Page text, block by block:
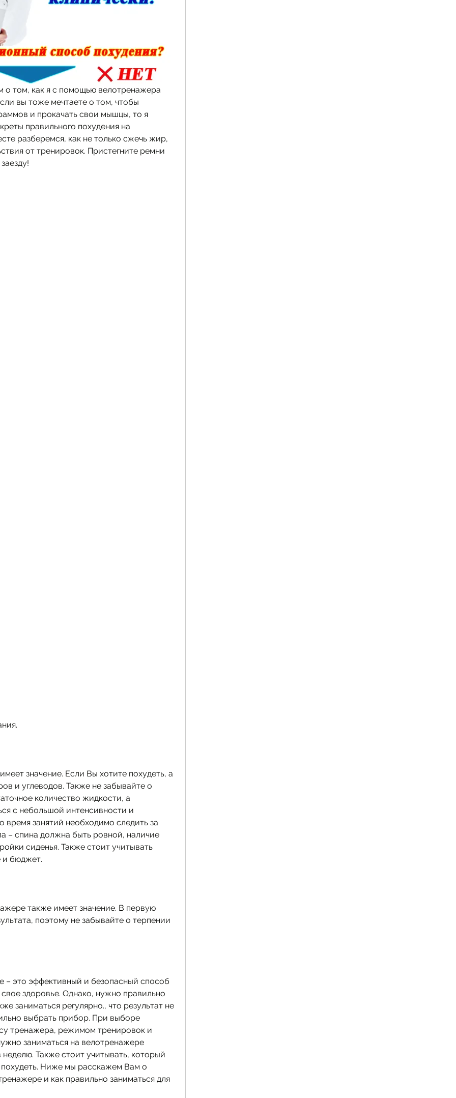
о том, как я с помощью велотренажера
вы тоже мечтаете о том, чтобы
и прокачать свои мышцы, то я
правильного похудения на
разберемся, как не только сжечь жир,
от тренировок. Пристегните ремни
значение. Если Вы хотите похудеть, а
и углеводов. Также не забывайте о
количество жидкости, а
с небольшой интенсивности и
время занятий необходимо следить за
– спина должна быть ровной, наличие
сиденья. Также стоит учитывать
и бюджет.
также имеет значение. В первую
поэтому не забывайте о терпении
– это эффективный и безопасный способ
здоровье. Однако, нужно правильно
заниматься регулярно., что результат не
выбрать прибор. При выборе
тренажера, режимом тренировок и
заниматься на велотренажере
неделю. Также стоит учитывать, который
похудеть. Ниже мы расскажем Вам о
и как правильно заниматься для